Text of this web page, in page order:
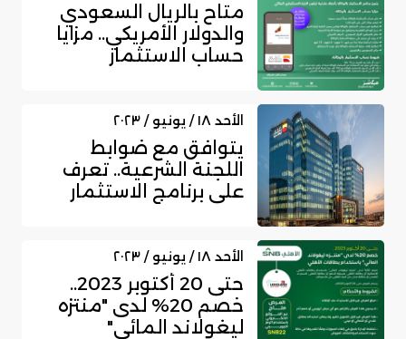
متاح بالريال السعودي
والدولار الأمريكي.. مزايا
حساب الاستثمار
الأحد ١٨ / يونيو / ٢٠٢٣
يتوافق مع ضوابط
اللجنة الشرعية.. تعرف
على برنامج الاستثمار
الأحد ١٨ / يونيو / ٢٠٢٣
حتى 20 أكتوبر 2023..
خصم 20% لدى "منتزه
ليغولاند المائي"